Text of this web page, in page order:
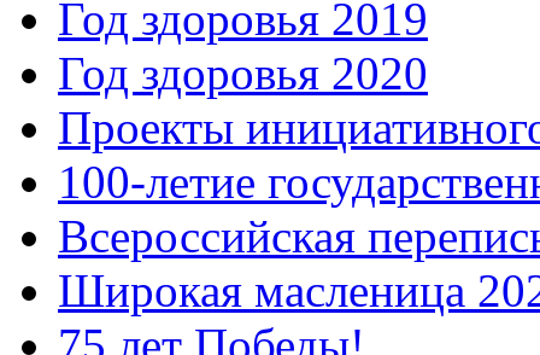
Год здоровья 2019
Год здоровья 2020
Проекты
100-летие
Всероссийская
Широкая масленица
75 лет Победы!